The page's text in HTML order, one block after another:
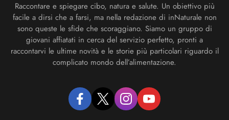
Raccontare e spiegare cibo, natura e salute. Un obiettivo più
facile a dirsi che a farsi, ma nella redazione di inNaturale non
sono queste le sfide che scoraggiano. Siamo un gruppo di
giovani affiatati in cerca del servizio perfetto, pronti a
raccontarvi le ultime novità e le storie più particolari riguardo il
complicato mondo dell’alimentazione.
facebooktwitter instagramyoutube